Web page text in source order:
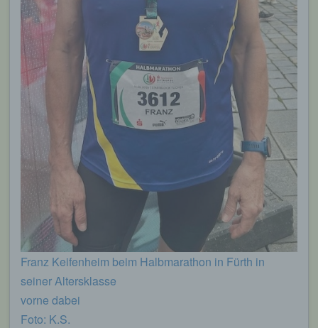
Franz Keifenheim beim Halbmarathon in Fürth in
seiner Altersklasse
vorne dabei
Foto: K.S.